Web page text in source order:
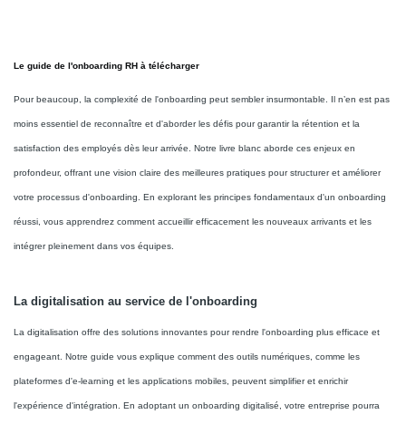
Le guide de l'onboarding RH à télécharger
Pour beaucoup, la complexité de l'onboarding peut sembler insurmontable. Il n’en est pas
moins essentiel de reconnaître et d'aborder les défis pour garantir la rétention et la
satisfaction des employés dès leur arrivée. Notre livre blanc aborde ces enjeux en
profondeur, offrant une vision claire des meilleures pratiques pour structurer et améliorer
votre processus d'onboarding. En explorant les principes fondamentaux d'un onboarding
réussi, vous apprendrez comment accueillir efficacement les nouveaux arrivants et les
intégrer pleinement dans vos équipes.
La digitalisation au service de l'onboarding
La digitalisation offre des solutions innovantes pour rendre l'onboarding plus efficace et
engageant. Notre guide vous explique comment des outils numériques, comme les
plateformes d'e-learning et les applications mobiles, peuvent simplifier et enrichir
l'expérience d'intégration. En adoptant un onboarding digitalisé, votre entreprise pourra